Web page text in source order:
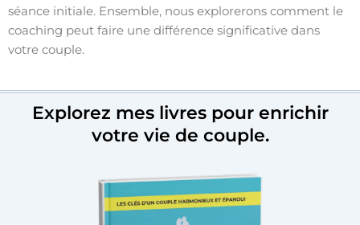
séance initiale. Ensemble, nous explorerons comment le
coaching peut faire une différence significative dans
votre couple.
Explorez mes livres pour enrichir
votre vie de couple.